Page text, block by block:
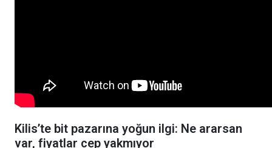
Kilis’te bit pazarına yoğun ilgi: Ne ararsan
var, fiyatlar cep yakmıyor